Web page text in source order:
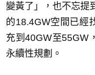
變黃了」，也不忘提
的18.4GW空間已經
充到40GW至55GW
永續性規劃。